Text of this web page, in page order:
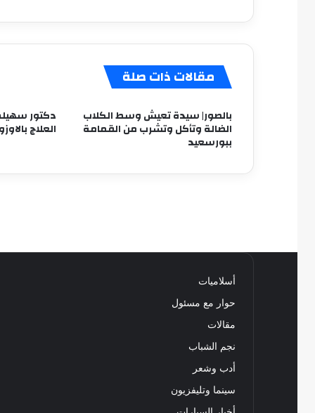
مقالات ذات صلة
بالصور| سيدة تعيش وسط الكلاب
الضالة وتأكل وتشرب من القمامة
ببورسعيد
دكتور
العلاج
أسلاميات
حوار مع مسئول
مقالات
نجم الشباب
أدب وشعر
سينما وتليفزيون